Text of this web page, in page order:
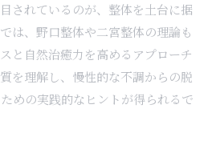
されているのが、整体を土台に据
は、野口整体や二宮整体の理論も
と自然治癒力を高めるアプローチ
を理解し、慢性的な不調からの脱
めの実践的なヒントが得られるで